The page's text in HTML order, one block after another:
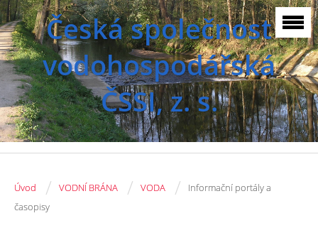
Česká společnost
vodohospodářská
ČSSI, z. s.
Úvod / VODNÍ BRÁNA / VODA /
Informační portály a
časopisy